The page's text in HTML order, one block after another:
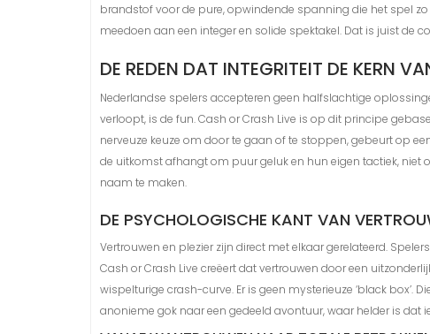
brandstof voor de pure, opwindende spanning die het spel
meedoen aan een integer en solide spektakel. Dat is juist de
DE REDEN DAT INTEGRITEIT DE KERN
Nederlandse spelers accepteren geen halfslachtige
verloopt, is de fun. Cash or Crash Live is op dit principe
nerveuze keuze om door te gaan of te stoppen, gebeurt op
de uitkomst afhangt om puur geluk en hun eigen tactiek,
naam te maken.
DE PSYCHOLOGISCHE KANT VAN
Vertrouwen en plezier zijn direct met elkaar gerelateerd.
Cash or Crash Live creëert dat vertrouwen door een
wispelturige crash-curve. Er is geen mysterieuze ‘black
anonieme gok naar een gedeeld avontuur, waar helder is dat